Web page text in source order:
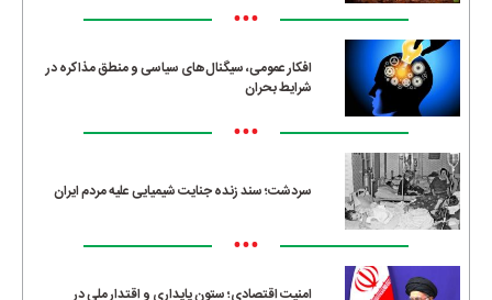
•••
افکار عمومی، سیگنال‌های سیاسی و منطق مذاکره در
شرایط بحران
•••
سردشت؛ سند زنده جنایت شیمیایی علیه مردم ایران
•••
امنیت اقتصادی؛ ستون پایداری و اقتدار ملی در